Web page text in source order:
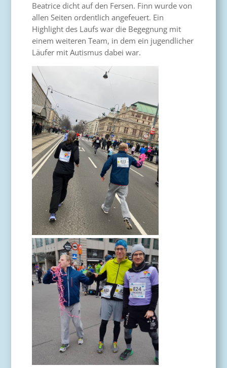
Beatrice dicht auf den Fersen. Finn wurde von
allen Seiten ordentlich angefeuert. Ein
Highlight des Laufs war die Begegnung mit
einem weiteren Team, in dem ein jugendlicher
Läufer mit Autismus dabei war.